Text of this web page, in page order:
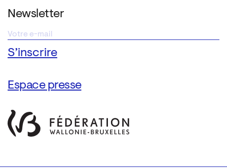
Newsletter
Espace presse